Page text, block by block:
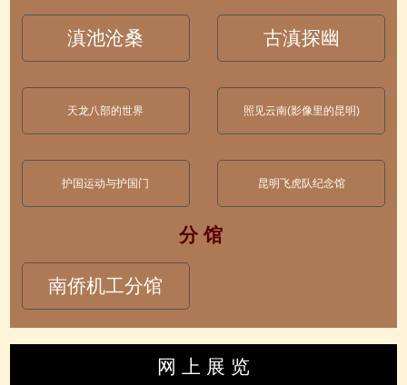
滇池沧桑 古滇探幽
天龙八部的世界 照见云南(影像里的昆明)
护国运动与护国门 昆明飞虎队纪念馆
分 馆
南侨机工分馆
网 上 展 览